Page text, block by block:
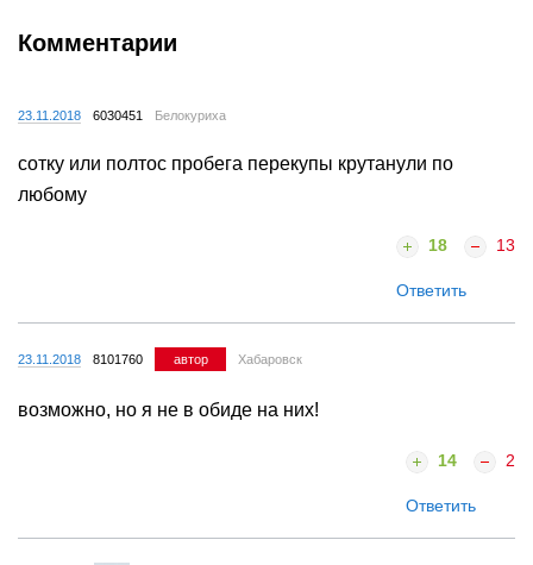
Комментарии
23.11.2018 6030451 Белокуриха
сотку или полтос пробега перекупы крутанули по
любому
18 13
Ответить
23.11.2018 8101760 автор Хабаровск
возможно, но я не в обиде на них!
14 2
Ответить